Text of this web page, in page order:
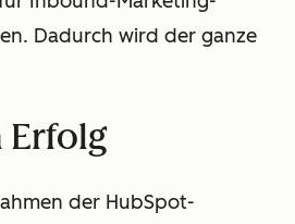
Dadurch wird der ganze
Erfolg
der HubSpot-